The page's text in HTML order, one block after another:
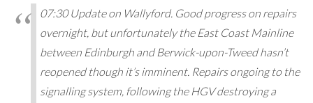
07:30 Update on Wallyford. Good progress on repairs
overnight, but unfortunately the East Coast Mainline
between Edinburgh and Berwick-upon-Tweed hasn’t
reopened though it’s imminent. Repairs ongoing to the
signalling system, following the HGV destroying a